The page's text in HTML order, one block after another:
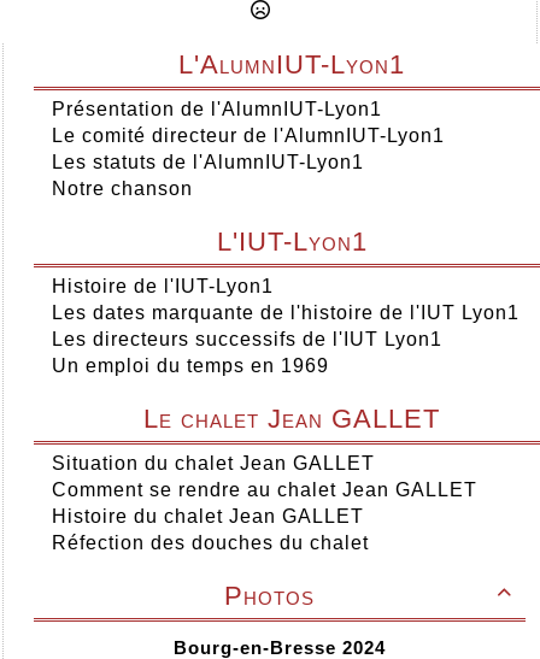
L'AlumnIUT-Lyon1
Présentation de l'AlumnIUT-Lyon1
Le comité directeur de l'AlumnIUT-Lyon1
Les statuts de l'AlumnIUT-Lyon1
Notre chanson
L'IUT-Lyon1
Histoire de l'IUT-Lyon1
Les dates marquante de l'histoire de l'IUT Lyon1
Les directeurs successifs de l'IUT Lyon1
Un emploi du temps en 1969
Le chalet Jean GALLET
Situation du chalet Jean GALLET
Comment se rendre au chalet Jean GALLET
Histoire du chalet Jean GALLET
Réfection des douches du chalet

Photos
Bourg-en-Bresse 2024